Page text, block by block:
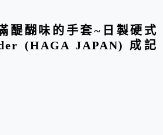
醍醐味的手套~日製硬式
(HAGA JAPAN) 成記